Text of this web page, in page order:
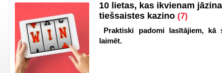
10 lietas, kas ikvienam
tiešsaistes kazino (7)
Praktiski padomi lasītājiem, kā
laimēt.